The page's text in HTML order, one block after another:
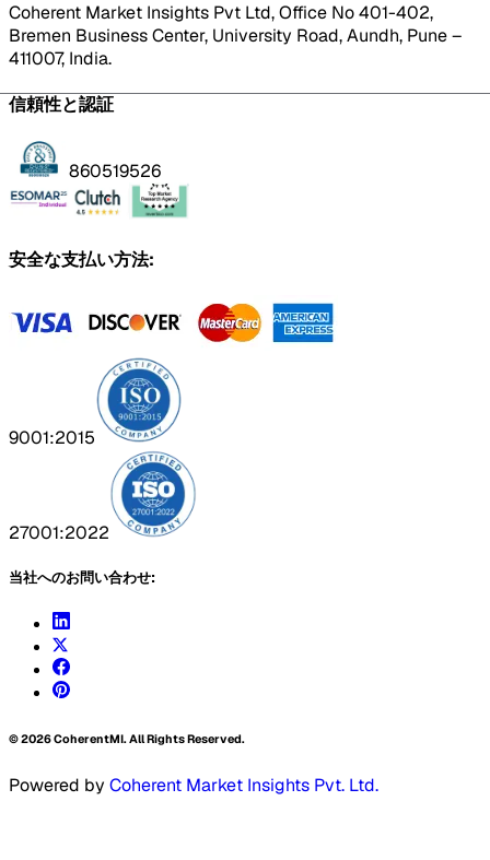
Coherent Market Insights Pvt Ltd, Office No 401-402,
Bremen Business Center, University Road, Aundh, Pune –
411007, India.
信頼性と認証
860519526
安全な支払い方法:
9001:2015
27001:2022
当社へのお問い合わせ:
©2026CoherentMI. All Rights Reserved.
Powered by Coherent Market Insights Pvt. Ltd.